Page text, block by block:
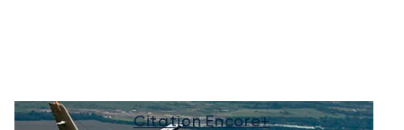
Citation Encore+